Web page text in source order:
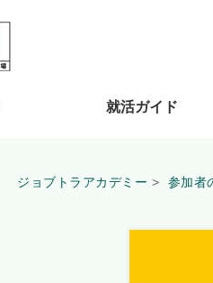
就活ガイド
ジョブトラアカデミー 参加者